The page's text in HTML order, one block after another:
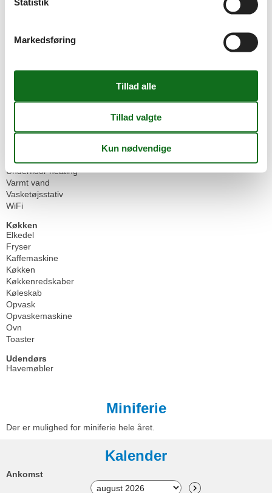
Senge
Spisebord
Terrasse
TV antal
Underfloor heating
Varmt vand
Vasketøjsstativ
WiFi
Køkken
Elkedel
Fryser
Kaffemaskine
Køkken
Køkkenredskaber
Køleskab
Opvask
Opvaskemaskine
Ovn
Toaster
Udendørs
Havemøbler
Miniferie
Der er mulighed for miniferie hele året.
Kalender
Ankomst
Statistik
Markedsføring